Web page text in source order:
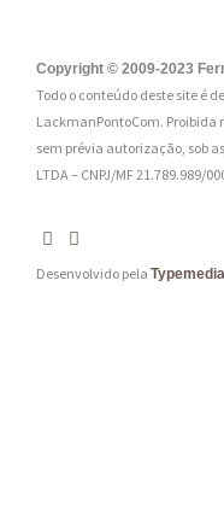
:
*
Copyright © 2009-2023
Todo o conteúdo deste site é
LackmanPontoCom.
sem prévia autorização, sob
LTDA – CNPJ/MF 21.789.989/
Desenvolvido pela Typemedia